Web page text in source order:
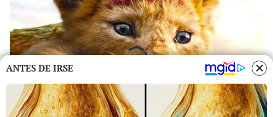
ANTES DE IRSE